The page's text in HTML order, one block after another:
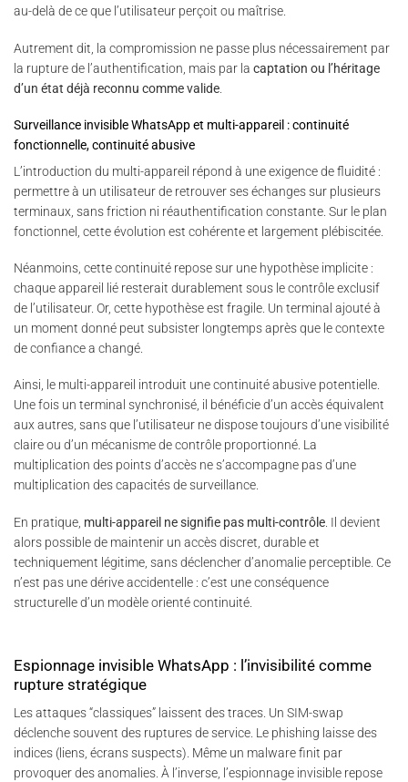
au-delà de ce que l’utilisateur perçoit ou maîtrise.
Autrement dit, la compromission ne passe plus nécessairement par
la rupture de l’authentification, mais par la captation ou l’héritage
d’un état déjà reconnu comme valide
Surveillance invisible WhatsApp et multi-appareil : continuité
fonctionnelle, continuité abusive
L’introduction du multi-appareil répond à une exigence de fluidité :
permettre à un utilisateur de retrouver ses échanges sur plusieurs
terminaux, sans friction ni réauthentification constante. Sur le plan
fonctionnel, cette évolution est cohérente et largement plébiscitée.
Néanmoins, cette continuité repose sur une hypothèse implicite :
chaque appareil lié resterait durablement sous le contrôle exclusif
de l’utilisateur. Or, cette hypothèse est fragile. Un terminal ajouté à
un moment donné peut subsister longtemps après que le contexte
de confiance a changé.
Ainsi, le multi-appareil introduit une continuité abusive potentielle.
Une fois un terminal synchronisé, il bénéficie d’un accès équivalent
aux autres, sans que l’utilisateur ne dispose toujours d’une visibilité
claire ou d’un mécanisme de contrôle proportionné. La
multiplication des points d’accès ne s’accompagne pas d’une
multiplication des capacités de surveillance.
En pratique, multi-appareil ne signifie pas multi-contrôle . Il devient
alors possible de maintenir un accès discret, durable et
techniquement légitime, sans déclencher d’anomalie perceptible. Ce
n’est pas une dérive accidentelle : c’est une conséquence
structurelle d’un modèle orienté continuité.
Espionnage invisible WhatsApp : l’invisibilité comme
rupture stratégique
Les attaques “classiques” laissent des traces. Un SIM-swap
déclenche souvent des ruptures de service. Le phishing laisse des
indices (liens, écrans suspects). Même un malware finit par
provoquer des anomalies. À l’inverse, l’espionnage invisible repose